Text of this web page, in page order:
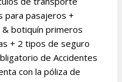
para pasajeros +
botiquín primeros
+ 2 tipos de seguro
de Accidentes
con la póliza de